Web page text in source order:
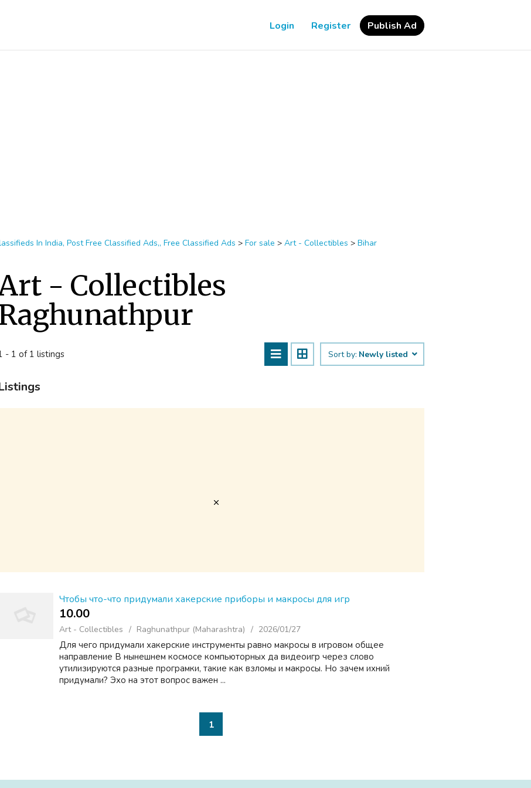
Login Register Publish Ad
In India, Post Free Classified Ads,, Free Classified Ads > For sale > Art - Collectibles > Bihar
- Collectibles
- 1 of 1 listings Sort by: Newly listed
Чтобы что-что придумали хакерские приборы и макросы для игр
10.00 ₹
Art - Collectibles Raghunathpur (Maharashtra) 2026/01/27
Для чего придумали хакерские инструменты равно макросы в игровом общее
направление В нынешнем космосе компьюторных да видеоигр через слово
утилизируются разные програмки, такие как взломы и макросы. Но зачем ихний
придумали? Эхо на этот вопрос важен ...
1